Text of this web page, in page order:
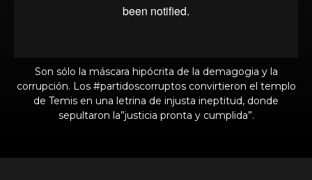
Son sólo la máscara hipócrita de la demagogia y la
corrupción. Los #partidoscorruptos convirtieron el templo
de Temis en una letrina de injusta ineptitud, donde
sepultaron la”justicia pronta y cumplida”.